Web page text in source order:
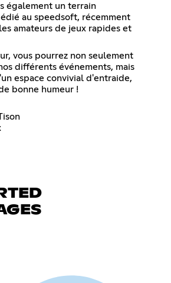
également un terrain
au speedsoft, récemment
amateurs de jeux rapides et
vous pourrez non seulement
différents événements, mais
espace convivial d'entraide,
bonne humeur !